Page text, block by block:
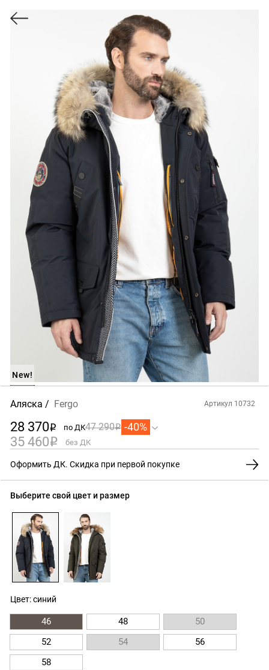
New!
Аляска Fergo Артикул 10732
28 370i по ДК47 290i -40%
35 460i без ДК
Оформить ДК. Скидка при первой покупке
Выберите свой цвет и размер
Цвет: синий
46 48
50
52
54
56
58